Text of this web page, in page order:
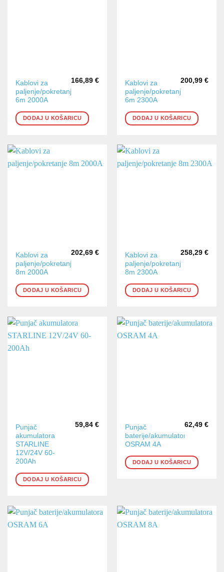
Kablovi za
paljenje/pokretanje
6m 2000A
166,89 €
DODAJ U KOŠARICU
Kablovi za
paljenje/pokretanje
6m 2300A
200,99 €
DODAJ U KOŠARICU
Kablovi za
paljenje/pokretanje
8m 2000A
202,69 €
DODAJ U KOŠARICU
Kablovi za
paljenje/pokretanje
8m 2300A
258,29 €
DODAJ U KOŠARICU
Punjač
akumulatora
STARLINE
12V/24V 60-
200Ah
59,84 €
DODAJ U KOŠARICU
Punjač
baterije/akumulatora
OSRAM 4A
62,49 €
DODAJ U KOŠARICU